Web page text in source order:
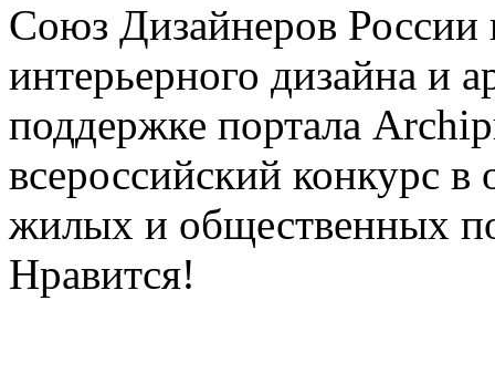
Союз Дизайнеров России
интерьерного дизайна и
поддержке портала
всероссийский конкурс в
жилых и общественных
Нравится!